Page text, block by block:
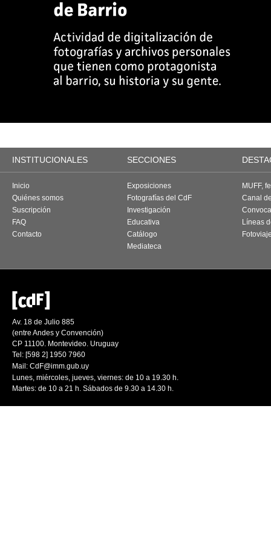
INSTITUCIONALES SECCIONES
Inicio
Quiénes somos
Suscripción
FAQ
Contacto
Exposiciones
Fotografías del CdF
Investigación
Educativa
Catálogo
Mediateca
MUFF,
Canal
Líneas
Av. 18 de Julio 885
(entre Andes y Convención)
CP 11100. Montevideo. Uruguay
Tel: [598 2] 1950 7960
Mail: CdF@imm.gub.uy
Lunes, miércoles, jueves, viernes: de 10 a 19.30 h.
Martes: de 10 a 21 h. Sábados de 9.30 a 14.30 h.